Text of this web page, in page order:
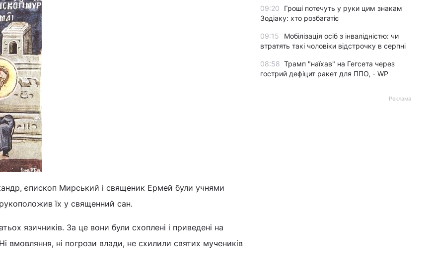
єпископ Мирський і священик Ермей були учнями
їх у священний сан.
язичників. За це вони були схоплені і приведені на
вмовляння, ні погрози влади, не схилили святих мучеників
09:20
Гроші потечуть у руки цим знакам
Зодіаку: хто розбагатіє
09:15
Мобілізація осіб з інвалідністю: чи
втратять такі чоловіки відстрочку в серпні
08:58 Трамп "наїхав" на Гегсета через
гострий дефіцит ракет для ППО, - WP
Реклама